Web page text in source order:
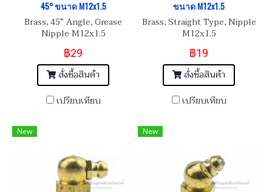
45° ขนาด M12x1.5
Brass, 45° Angle, Grease
Nipple M12x1.5
฿29
สั่งซื้อสินค้า
เปรียบเทียบ
ขนาด M12x1.5
Brass, Straight Type, Nipple
M12x1.5
฿19
สั่งซื้อสินค้า
เปรียบเทียบ
New New